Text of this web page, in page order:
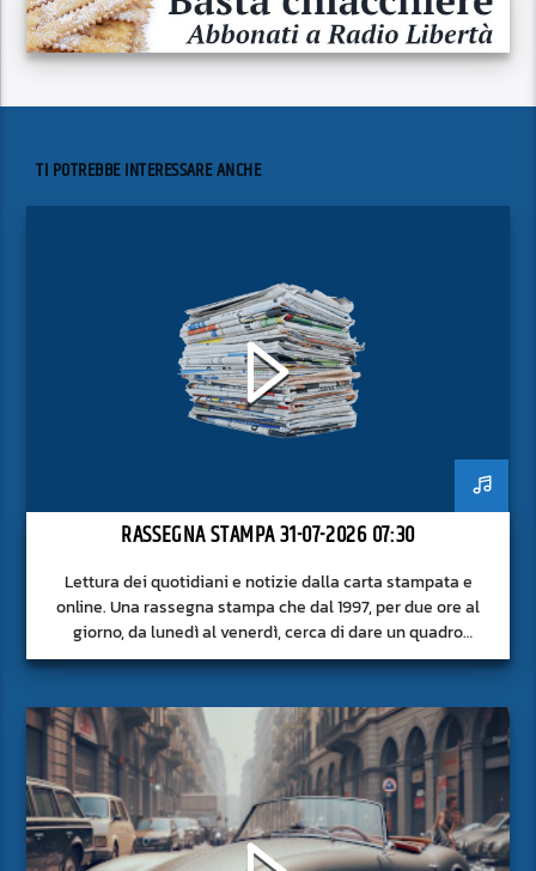
TI POTREBBE INTERESSARE ANCHE
RASSEGNA STAMPA 31-07-2026 07:30
Lettura dei quotidiani e notizie dalla carta stampata e
online. Una rassegna stampa che dal 1997, per due ore al
giorno, da lunedì al venerdì, cerca di dare un quadro
approfondito delle notizie del giorno, senza fermarsi alla